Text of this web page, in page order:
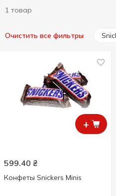
1 товар
Очистить все фильтры
+
599.40 ₴
Конфеты Snickers Minis